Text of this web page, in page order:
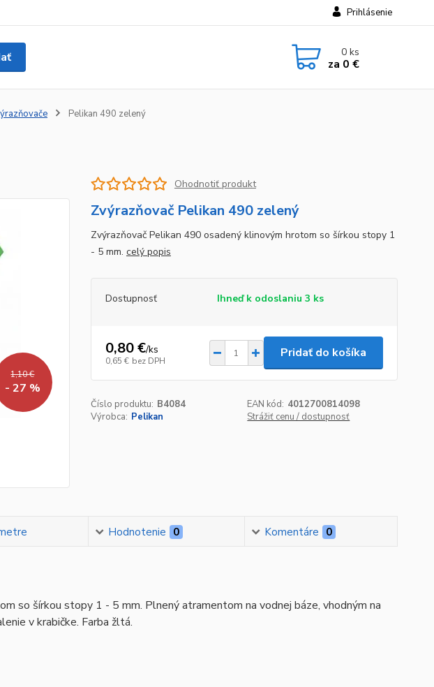
Prihlásenie
0ks
za 0 €
Pelikan 490 zelený
1,10 €
- 27 %
Ohodnotiť produkt
Zvýrazňovač Pelikan 490 zelený
Zvýrazňovač Pelikan 490 osadený klinovým hrotom so šírkou stopy 1
- 5 mm. celý popis
Dostupnosť Ihneď k odoslaniu 3 ks
0,80 €/ks
0,65 € bez DPH
Pridať do košíka
Číslo produktu: B4084 EAN kód: 4012700814098
Výrobca: Pelikan Strážiť cenu / dostupnosť
Hodnotenie 0 Komentáre 0
so šírkou stopy 1 - 5 mm. Plnený atramentom na vodnej báze, vhodným na
v krabičke. Farba žltá.